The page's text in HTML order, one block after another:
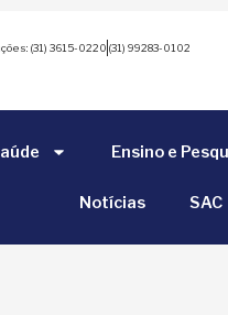
(31) 3615-0220 (31) 99283-0102
Ensino e
Notícias SAC